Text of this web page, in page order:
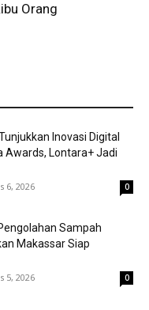
Orang
Inovasi Digital
Awards, Lontara+ Jadi
6, 2026 0
Sampah
Makassar Siap
5, 2026 0